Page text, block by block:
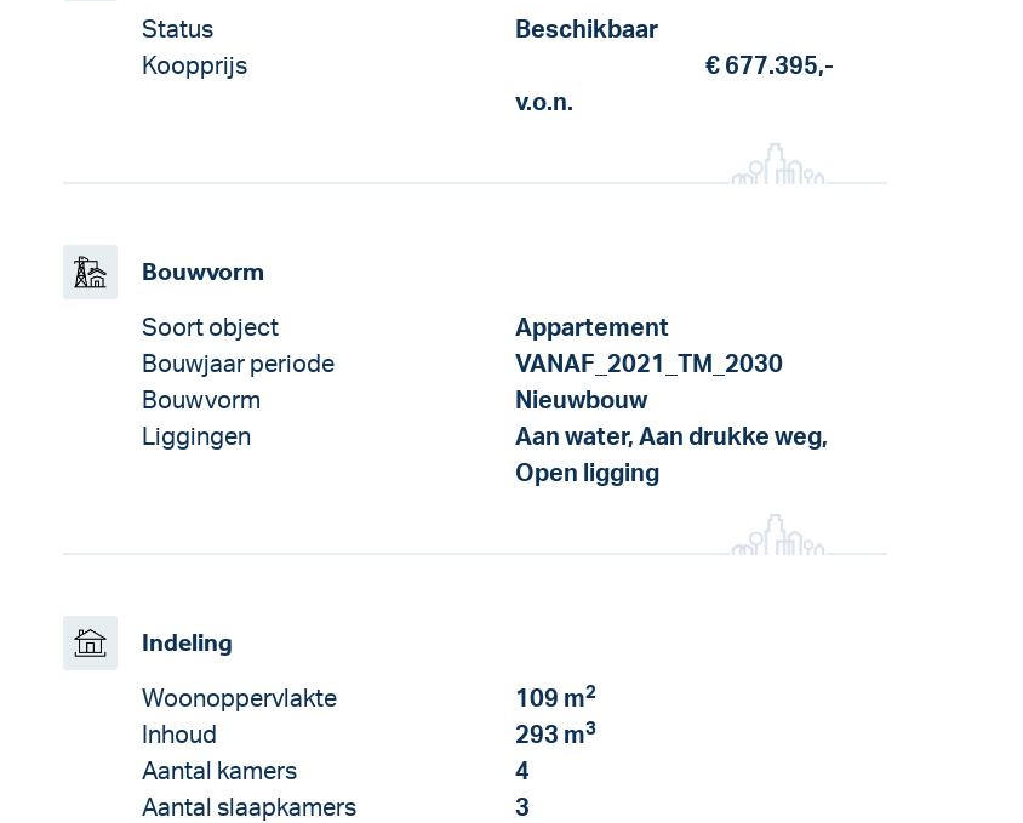
Status
Beschikbaar
Koopprijs
€ 677.395,-
v.o.n.
Bouwvorm
Soort object
Appartement
Bouwjaar periode
VANAF_2021_TM_2030
Bouwvorm
Nieuwbouw
Liggingen
Aan water, Aan drukke weg,
Open ligging
Indeling
Woonoppervlakte 109 m2
Inhoud 293 m3
Aantal kamers
4
Aantal slaapkamers
3